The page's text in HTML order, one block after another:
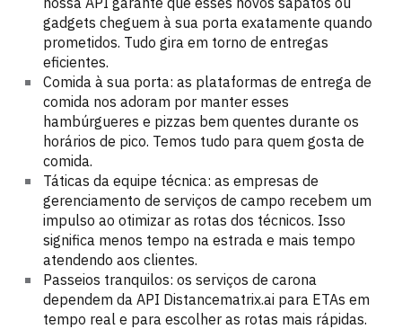
gadgets cheguem à sua porta exatamente quando
prometidos. Tudo gira em torno de entregas
eficientes.
Comida à sua porta: as plataformas de entrega de
comida nos adoram por manter esses
hambúrgueres e pizzas bem quentes durante os
horários de pico. Temos tudo para quem gosta de
comida.
Táticas da equipe técnica: as empresas de
gerenciamento de serviços de campo recebem um
impulso ao otimizar as rotas dos técnicos. Isso
significa menos tempo na estrada e mais tempo
atendendo aos clientes.
Passeios tranquilos: os serviços de carona
dependem da API Distancematrix.ai para ETAs em
tempo real e para escolher as rotas mais rápidas.